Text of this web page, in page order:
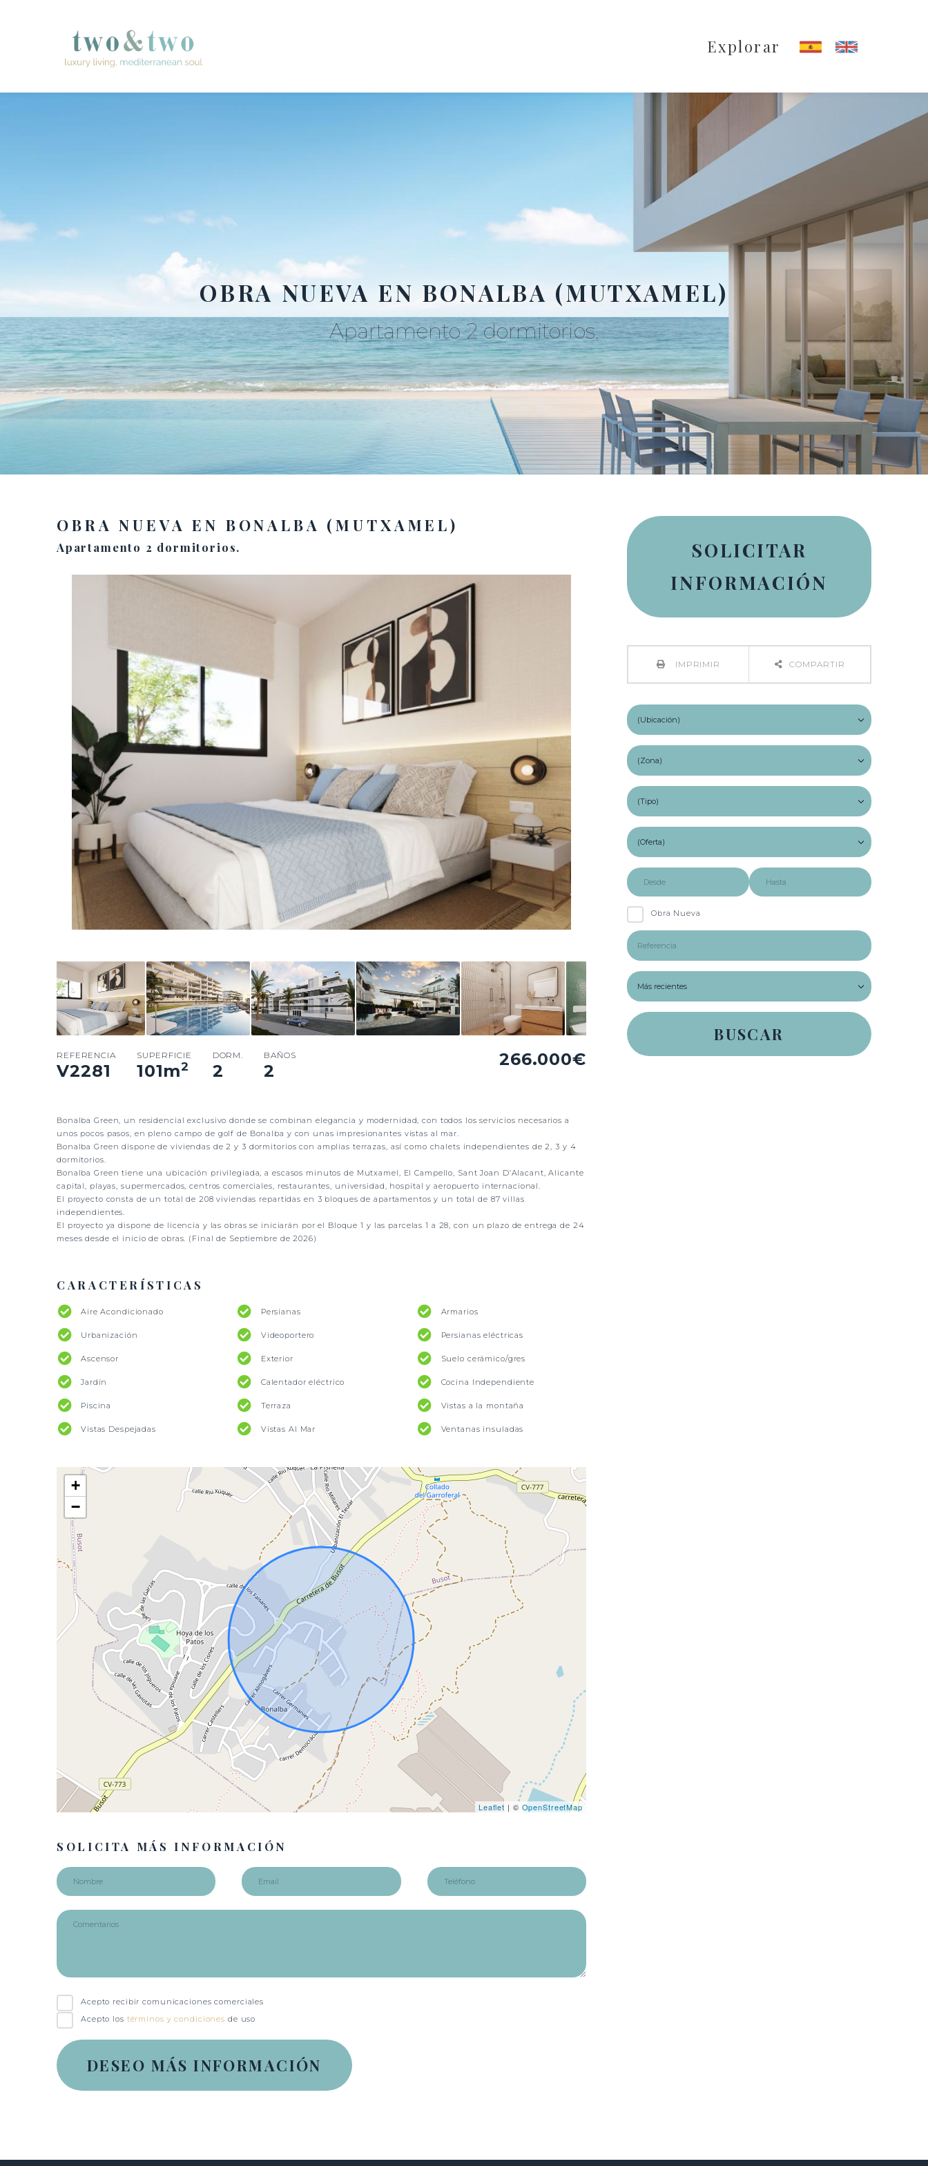
Explorar
OBRA NUEVA EN BONALBA (MUTXAMEL)
Apartamento 2 dormitorios.
OBRA NUEVA EN BONALBA (MUTXAMEL)
Apartamento 2 dormitorios.
266.000€
REFERENCIA
V2281
SUPERFICIE
101m2
DORM.
2
BAÑOS
2
Bonalba Green, un residencial exclusivo donde se combinan elegancia y modernidad, con todos los servicios necesarios a
unos pocos pasos, en pleno campo de golf de Bonalba y con unas impresionantes vistas al mar.
Bonalba Green dispone de viviendas de 2 y 3 dormitorios con amplias terrazas, así como chalets independientes de 2, 3 y 4
dormitorios.
Bonalba Green tiene una ubicación privilegiada, a escasos minutos de Mutxamel, El Campello, Sant Joan D’Alacant, Alicante
capital, playas, supermercados, centros comerciales, restaurantes, universidad, hospital y aeropuerto internacional.
El proyecto consta de un total de 208 viviendas repartidas en 3 bloques de apartamentos y un total de 87 villas
independientes.
El proyecto ya dispone de licencia y las obras se iniciarán por el Bloque 1 y las parcelas 1 a 28, con un plazo de entrega de 24
meses desde el inicio de obras. (Final de Septiembre de 2026)
CARACTERÍSTICAS
Aire Acondicionado Persianas Armarios
Urbanización Videoportero Persianas eléctricas
Ascensor Exterior Suelo cerámico/gres
Jardín Calentador eléctrico Cocina Independiente
Piscina Terraza Vistas a la montaña
Vistas Despejadas Vistas Al Mar Ventanas insuladas
+
−
Leaflet | © OpenStreetMap
SOLICITA MÁS INFORMACIÓN
Acepto recibir comunicaciones comerciales
Acepto los términos y condiciones de uso
SOLICITAR
INFORMACIÓN
IMPRIMIR COMPARTIR
Obra Nueva